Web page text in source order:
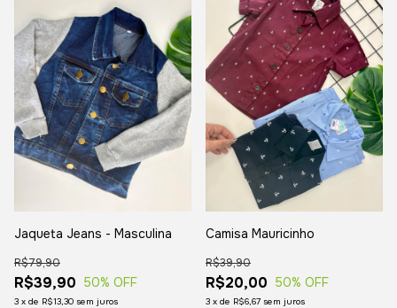
Jaqueta Jeans - Masculina
R$39,90
R$79,90
50% OFF
3 x de R$13,30 sem juros
Camisa Mauricinho
R$20,00
R$39,90
50% OFF
3 x de R$6,67 sem juros